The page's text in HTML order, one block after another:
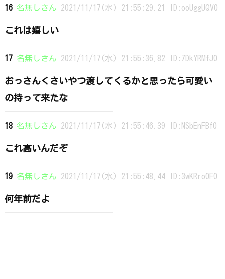
16 名無しさん 2021/11/17(水) 21:55:29.21 ID:ooUggUQV0
これは嬉しい
17 名無しさん 2021/11/17(水) 21:55:36.82 ID:7DkYRMfJ0
おっさんくさいやつ渡してくるかと思ったら可愛い
の持って来たな
18 名無しさん 2021/11/17(水) 21:55:46.39 ID:NSbEnFBf0
これ高いんだぞ
19 名無しさん 2021/11/17(水) 21:55:48.44 ID:3wKRro0F0
何年前だよ